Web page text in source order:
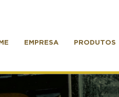
EMPRESA PRODUTOS